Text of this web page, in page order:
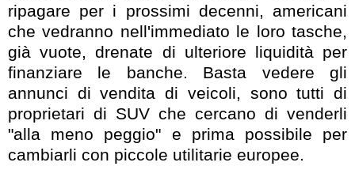
ripagare per i prossimi decenni, americani
che vedranno nell'immediato le loro tasche,
già vuote, drenate di ulteriore liquidità per
finanziare le banche. Basta vedere gli
annunci di vendita di veicoli, sono tutti di
proprietari di SUV che cercano di venderli
"alla meno peggio" e prima possibile per
cambiarli con piccole utilitarie europee.